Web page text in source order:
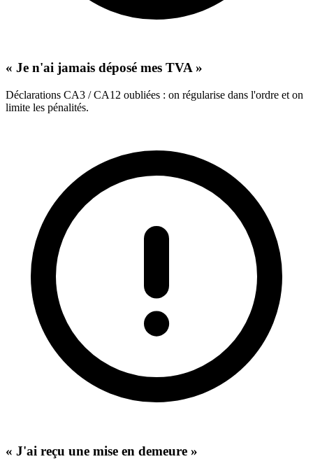
« Je n'ai jamais déposé mes TVA »
Déclarations CA3 / CA12 oubliées : on régularise dans l'ordre et on
limite les pénalités.
« J'ai reçu une mise en demeure »